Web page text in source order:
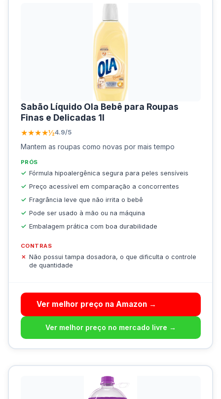
Sabão Líquido Ola Bebê para Roupas
Finas e Delicadas 1l
★★★★½4.9/5
Mantem as roupas como novas por mais tempo
PRÓS
Fórmula hipoalergênica segura para peles sensíveis
Preço acessível em comparação a concorrentes
Fragrância leve que não irrita o bebê
Pode ser usado à mão ou na máquina
Embalagem prática com boa durabilidade
CONTRAS
Não possui tampa dosadora, o que dificulta o controle
de quantidade
Ver melhor preço na Amazon →
Ver melhor preço no mercado livre →